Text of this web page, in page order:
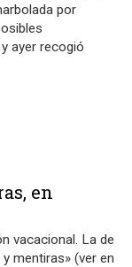
por
ayer recogió
en
vacacional. La de
mentiras» (ver en